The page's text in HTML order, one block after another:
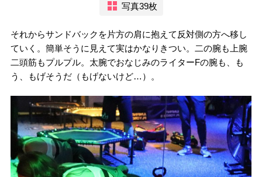
写真39枚
それからサンドバックを片方の肩に抱えて反対側の方へ移し
ていく。簡単そうに見えて実はかなりきつい。二の腕も上腕
二頭筋もプルプル。太腕でおなじみのライターFの腕も、も
う、もげそうだ（もげないけど…）。